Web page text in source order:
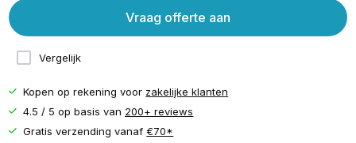
Vergelijk
Vraag offerte aan
Kopen op rekening voor zakelijke klanten
4.5 / 5 op basis van 200+ reviews
Gratis verzending vanaf€70*